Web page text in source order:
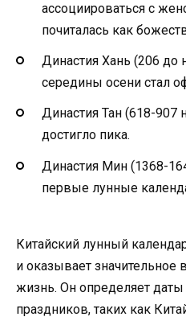
ассоциироваться с
почиталась как
Династия Хань (206 до
середины осени стал
Династия Тан (618-907
достигло пика.
Династия Мин (1368-
первые лунные
Китайский лунный
и оказывает
жизнь. Он определяет
праздников, таких как